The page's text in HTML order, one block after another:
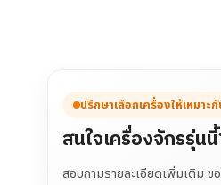
ปรึกษาเลือกเครื่องให้เหมา
สนใจเครื่องจักรรุ่น
สอบถามรายละเอียดเพิ่มเติม ข